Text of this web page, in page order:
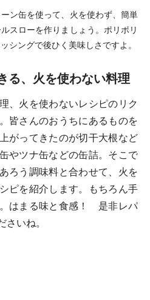
ン缶を使って、火を使わず、簡単
スローを作りましょう。ポリポリ
シングで後ひく美味しさですよ。
る、火を使わない料理
、火を使わないレシピのリク
皆さんのおうちにあるものを
がってきたのが切干大根など
やツナ缶などの缶詰。そこで
ろう調味料と合わせて、火を
ピを紹介します。もちろん手
はまる味と食感！ 是非レパ
いね。